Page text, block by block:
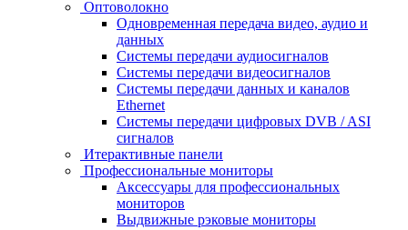
Оптоволокно
Одновременная передача видео, аудио и
данных
Системы передачи аудиосигналов
Системы передачи видеосигналов
Системы передачи данных и каналов
Ethernet
Системы передачи цифровых DVB / ASI
сигналов
Итерактивные панели
Профессиональные мониторы
Аксессуары для профессиональных
мониторов
Выдвижные рэковые мониторы